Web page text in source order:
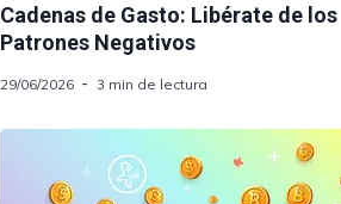
Cadenas de Gasto: Libérate de los
Patrones Negativos
29/06/2026 3 min de lectura